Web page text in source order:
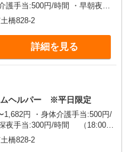
護手当:500円/時間 ・早朝夜間
間含む （18:00〜翌07:59の時間
円/月 ・深夜割増は別途支給
時間も賃金（時給）を支給 ※
当:60円/時間含む ※給与幅は資
橋828-2
詳細を見る
ヘルパー ※平日限定
介護手当:500円/
夜手当:300円/時間 （18:00〜
・ICT手当:2,000円/月 ・深夜
ケア→ケアの移動時間も賃金
橋828-2